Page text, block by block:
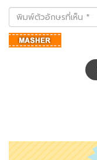
พิมพ์
ตัว
อักษร
ที่